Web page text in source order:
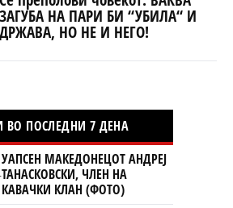
ЗАГУБА НА ПАРИ БИ “УБИЛА“ И
ДРЖАВА, НО НЕ И НЕГО!
ВО ПОСЛЕДНИ 7 ДЕНА
УАПСЕН МАКЕДОНЕЦОТ АНДРЕЈ
ТАНАСКОВСКИ, ЧЛЕН НА
КАВАЧКИ КЛАН (ФОТО)